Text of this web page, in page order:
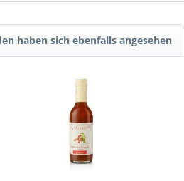
haben sich ebenfalls angesehen